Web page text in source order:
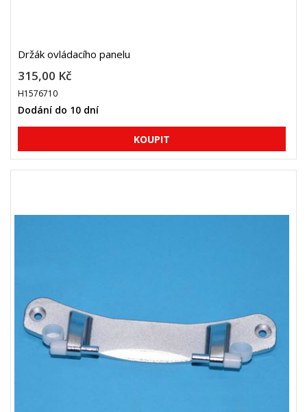
Držák ovládacího panelu
315,00 Kč
H1576710
Dodání do 10 dní